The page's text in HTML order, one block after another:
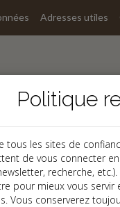
Adresses utiles
Politique
tous les sites de
de vous connecter
recherche,
pour mieux vous
Vous conserverez